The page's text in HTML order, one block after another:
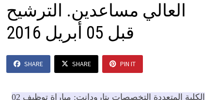
العالي مساعدين. الترشيح
قبل 05 أبريل 2016
SHARE SHARE PIN IT
الكلية المتعددة التخصصات بتارودانت: مباراة توظيف 02